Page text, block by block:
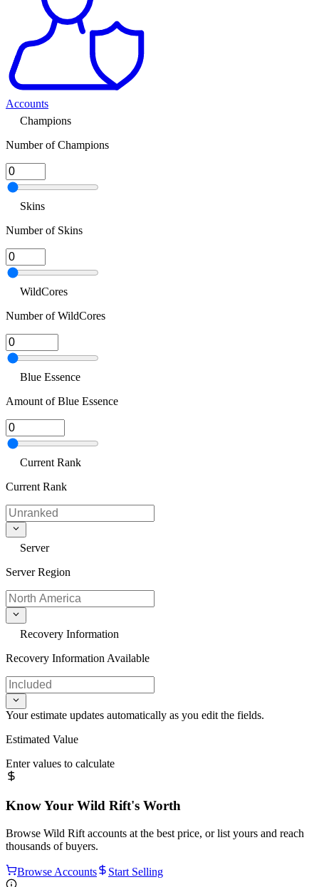
Accounts
Champions
Number of Champions
Skins
Number of Skins
WildCores
Number of WildCores
Blue Essence
Amount of Blue Essence
Current Rank
Current Rank
Server
Server Region
Recovery Information
Recovery Information Available
Your estimate updates automatically as you edit the fields.
Estimated Value
Enter values to calculate
Know Your Wild Rift's Worth
Browse Wild Rift accounts at the best price, or list yours and reach
thousands of buyers.
Browse Accounts Start Selling